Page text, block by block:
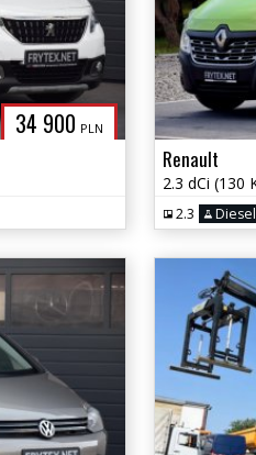
34 900 PLN
Renault
2.3 Diesel